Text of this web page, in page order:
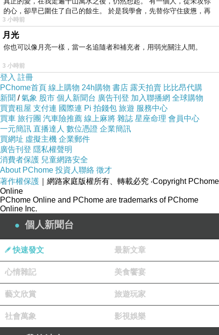
的心，卻早已圍住了自己的餘生。 於是我學會，先替你守住疲憊，再
3 小時前
月光
你也可以像月亮一樣，當一名追隨者和補充者，用弱光關注人間。
3 小時前
登入 註冊
PChome首頁 線上購物 24h購物 書店 露天拍賣 比比昂代購
新聞 /氣象 股市 個人新聞台 廣告刊登 加入聯播網 全球購物
買賣租屋 支付連 國際連 Pi 拍錢包 旅遊 服務中心
買車 旅行團 汽車險推薦 線上麻將 雜誌 星座命理 會員中心
一元簡訊 直播達人 數位憑證 企業簡訊
買網址 虛擬主機 企業郵件
廣告刊登 隱私權聲明
消費者保護 兒童網路安全
About PChome 投資人聯絡 徵才
著作權保護 ｜網路家庭版權所有、轉載必究 ‧Copyright PChome
Online
PChome Online and PChome are trademarks of PChome
Online Inc.
個人新聞台
快速發文 最新文章
心情雜記 美食饗宴
藝文欣賞 旅遊玩家
社會萬象 影視娛樂